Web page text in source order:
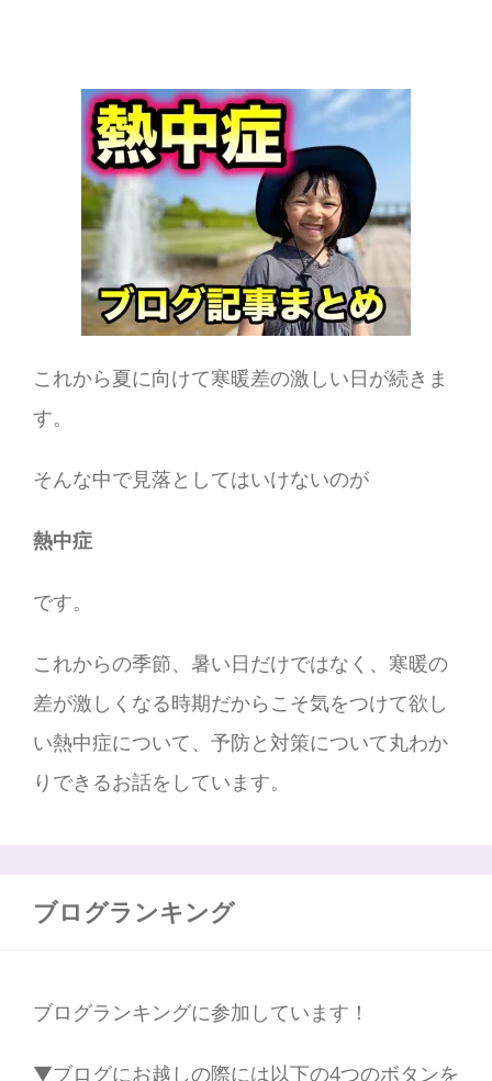
これから夏に向けて寒暖差の激しい日が続きま
す。
そんな中で見落としてはいけないのが
熱中症
です。
これからの季節、暑い日だけではなく、寒暖の
差が激しくなる時期だからこそ気をつけて欲し
い熱中症について、予防と対策について丸わか
りできるお話をしています。
ブログランキング
ブログランキングに参加しています！
▼ブログにお越しの際には以下の4つのボタンを